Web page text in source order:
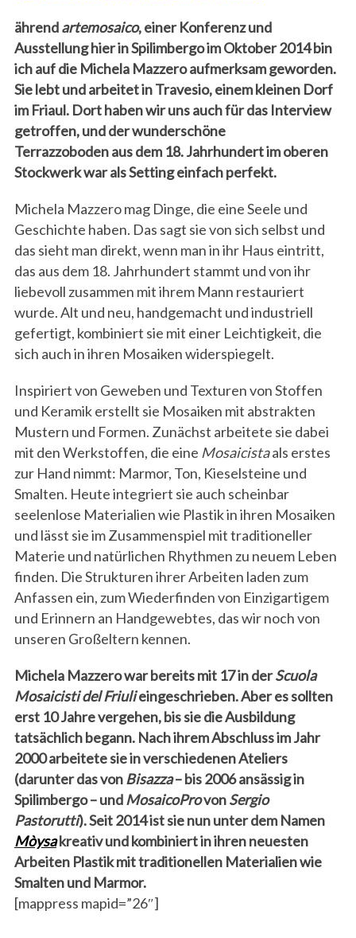
ährendartemosaico, einer Konferenz und
Ausstellung hier in Spilimbergo im Oktober 2014 bin
ich auf die Michela Mazzero aufmerksam geworden.
Sie lebt und arbeitet in Travesio, einem kleinen Dorf
im Friaul. Dort haben wir uns auch für das Interview
getroffen, und der wunderschöne
Terrazzoboden aus dem 18. Jahrhundert im oberen
Stockwerk war als Setting einfach perfekt.
Michela Mazzero mag Dinge, die eine Seele und
Geschichte haben. Das sagt sie von sich selbst und
das sieht man direkt, wenn man in ihr Haus eintritt,
das aus dem 18. Jahrhundert stammt und von ihr
liebevoll zusammen mit ihrem Mann restauriert
wurde. Alt und neu, handgemacht und industriell
gefertigt, kombiniert sie mit einer Leichtigkeit, die
sich auch in ihren Mosaiken widerspiegelt.
Inspiriert von Geweben und Texturen von Stoffen
und Keramik erstellt sie Mosaiken mit abstrakten
Mustern und Formen. Zunächst arbeitete sie dabei
mit den Werkstoffen, die eine Mosaicistaals erstes
zur Hand nimmt: Marmor, Ton, Kieselsteine und
Smalten. Heute integriert sie auch scheinbar
seelenlose Materialien wie Plastik in ihren Mosaiken
und lässt sie im Zusammenspiel mit traditioneller
Materie und natürlichen Rhythmen zu neuem Leben
finden. Die Strukturen ihrer Arbeiten laden zum
Anfassen ein, zum Wiederfinden von Einzigartigem
und Erinnern an Handgewebtes, das wir noch von
unseren Großeltern kennen.
Michela Mazzero war bereits mit 17 in derScuola
Mosaicisti del Friulieingeschrieben. Aber es sollten
erst 10 Jahre vergehen, bis sie die Ausbildung
tatsächlich begann. Nach ihrem Abschluss im Jahr
2000 arbeitete sie in verschiedenen Ateliers
(darunter das vonBisazza– bis 2006 ansässig in
Spilimbergo – undMosaicoProvonSergio
Pastorutti). Seit 2014 ist sie nun unter dem Namen
Mòysakreativ und kombiniert in ihren neuesten
Arbeiten Plastik mit traditionellen Materialien wie
Smalten und Marmor.
[mappress mapid=”26″]